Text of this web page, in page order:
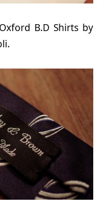
B.D Shirts by